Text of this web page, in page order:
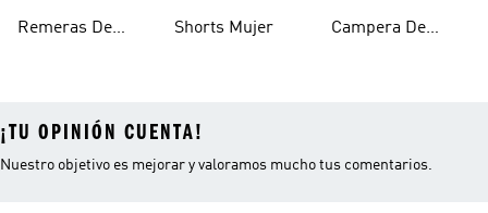
Remeras De
Shorts Mujer
Campera De
¡TU OPINIÓN CUENTA!
Nuestro objetivo es mejorar y valoramos mucho tus comentarios.